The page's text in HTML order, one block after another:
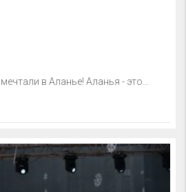
в Аланье! Аланья - это...